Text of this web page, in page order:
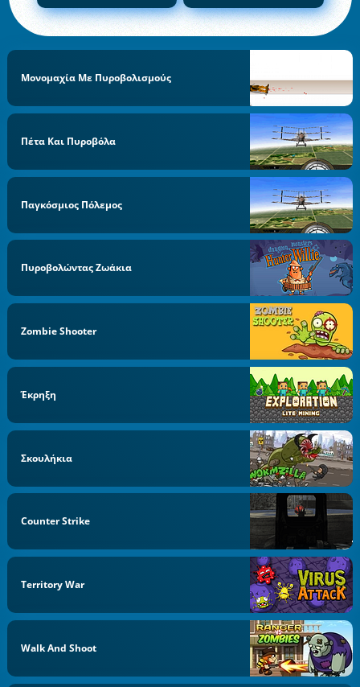
Μονομαχία Με Πυροβολισμούς
Πέτα Και Πυροβόλα
Παγκόσμιος Πόλεμος
Πυροβολώντας Ζωάκια
Zombie Shooter
Έκρηξη
Σκουλήκια
Counter Strike
Territory War
Walk And Shoot